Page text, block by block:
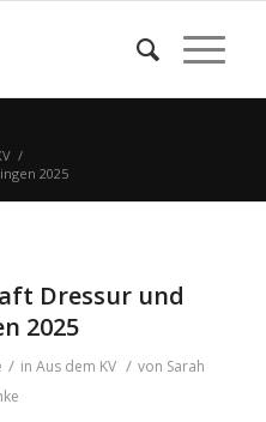
/
2025
Dressur und
2025
/ in Aus dem KV / von Sarah